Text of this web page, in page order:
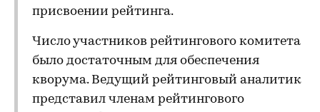
присвоении рейтинга.
Число участников рейтингового комитета
было достаточным для обеспечения
кворума. Ведущий рейтинговый аналитик
представил членам рейтингового